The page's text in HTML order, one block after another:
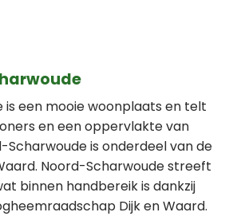
is een mooie woonplaats en telt
en een oppervlakte van
Scharwoude is onderdeel van de
Noord-Scharwoude streeft
binnen handbereik is dankzij
Dijk en Waard.